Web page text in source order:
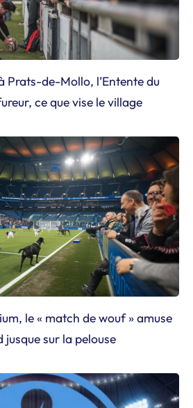
Prats-de-Mollo, l’Entente du
ce que vise le village
le « match de wouf » amuse
jusque sur la pelouse